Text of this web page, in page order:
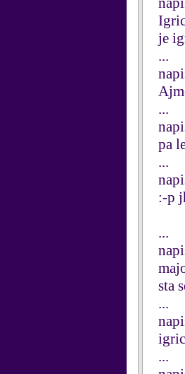
je
...
...
pa
...
:-p
...
sta
...
...